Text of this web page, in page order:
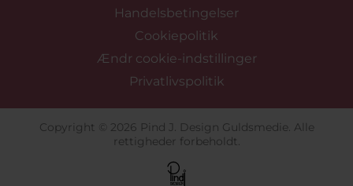
Handelsbetingelser
Cookiepolitik
Ændr cookie-indstillinger
Privatlivspolitik
Copyright © 2026 Pind J. Design Guldsmedie. Alle
rettigheder forbeholdt.